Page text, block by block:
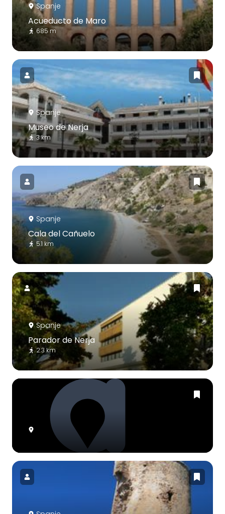
Spanje
Acueducto de Maro
685 m
Spanje
Museo de Nerja
3 km
Spanje
Cala del Cañuelo
5.1 km
Spanje
Parador de Nerja
2.3 km